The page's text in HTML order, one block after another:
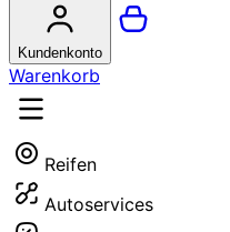
Kundenkonto
Warenkorb
Reifen
Autoservices